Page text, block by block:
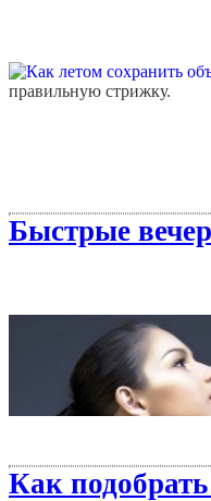
правильную стрижку.
Быстрые
Как